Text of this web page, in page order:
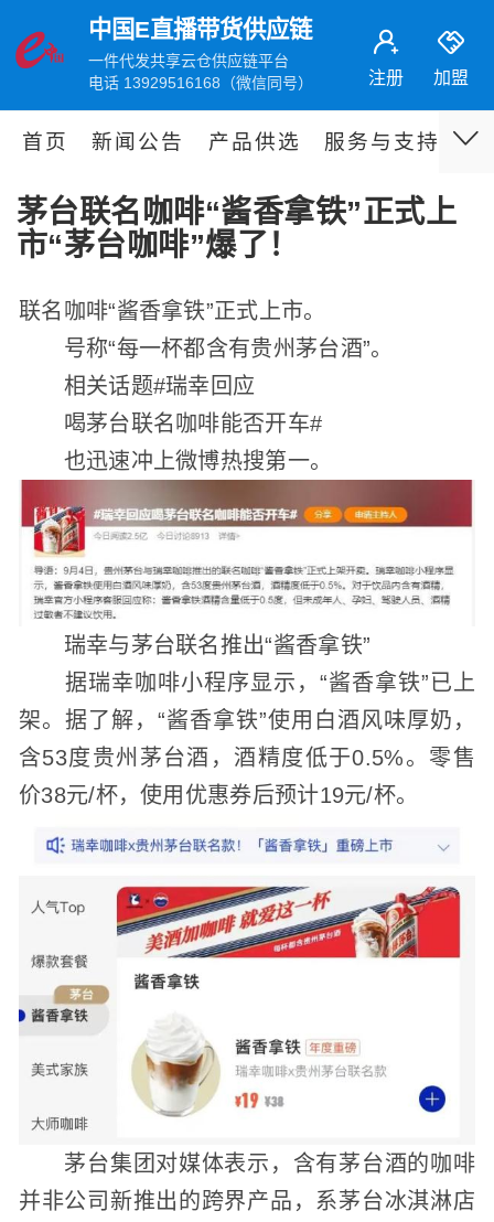
中国E直播带货供应链
一件代发共享云仓供应链平台
电话 13929516168（微信同号）
注册 加盟
首页 新闻公告 产品供选 服务与支持 伙
茅台联名咖啡“酱香拿铁”正式上
市“茅台咖啡”爆了！
联名咖啡“酱香拿铁”正式上市。
号称“每一杯都含有贵州茅台酒”。
相关话题#瑞幸回应
喝茅台联名咖啡能否开车#
也迅速冲上微博热搜第一。
瑞幸与茅台联名推出“酱香拿铁”
据瑞幸咖啡小程序显示，“酱香拿铁”已上
架。据了解，“酱香拿铁”使用白酒风味厚奶，
含53度贵州茅台酒，酒精度低于0.5%。零售
价38元/杯，使用优惠券后预计19元/杯。
茅台集团对媒体表示，含有茅台酒的咖啡
并非公司新推出的跨界产品，系茅台冰淇淋店